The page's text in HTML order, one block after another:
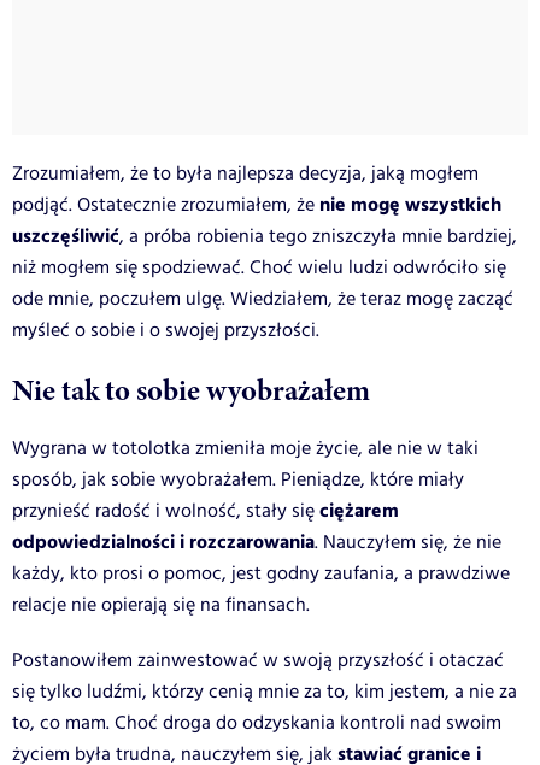
Zrozumiałem, że to była najlepsza decyzja, jaką mogłem
podjąć. Ostatecznie zrozumiałem, że nie mogę wszystkich
uszczęśliwić, a próba robienia tego zniszczyła mnie bardziej,
niż mogłem się spodziewać. Choć wielu ludzi odwróciło się
ode mnie, poczułem ulgę. Wiedziałem, że teraz mogę zacząć
myśleć o sobie i o swojej przyszłości.
Nie tak to sobie wyobrażałem
Wygrana w totolotka zmieniła moje życie, ale nie w taki
sposób, jak sobie wyobrażałem. Pieniądze, które miały
przynieść radość i wolność, stały sięciężarem
odpowiedzialności i rozczarowania. Nauczyłem się, że nie
każdy, kto prosi o pomoc, jest godny zaufania, a prawdziwe
relacje nie opierają się na finansach.
Postanowiłem zainwestować w swoją przyszłość i otaczać
się tylko ludźmi, którzy cenią mnie za to, kim jestem, a nie za
to, co mam. Choć droga do odzyskania kontroli nad swoim
życiem była trudna, nauczyłem się, jak stawiać granice i